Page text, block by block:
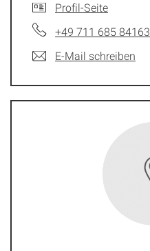
Profil-Seite
+49 711 685 84163
E-Mail schreiben